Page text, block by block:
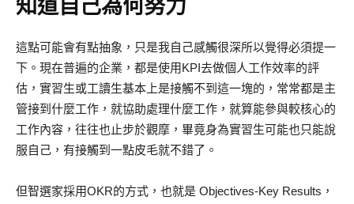
知道自己為何努力
這點可能會有點抽象，只是我自己感觸很深所以覺得必須提一
下。現在普遍的企業，都是使用KPI去做個人工作效率的評
估，實習生或工讀生基本上是接觸不到這一塊的，常常都是主
管接到什麼工作，就協助處理什麼工作，就算能參與較核心的
工作內容，往往也止步於觀摩，畢竟身為實習生可能也只能說
服自己，有接觸到一點皮毛就不錯了。
但智選家採用OKR的方式，也就是 Objectives-Key Results，